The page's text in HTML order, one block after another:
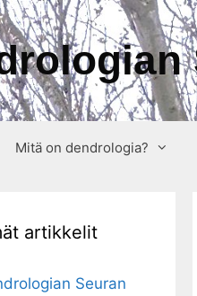
Mitä on dendrologia?
artikkelit
Seuran